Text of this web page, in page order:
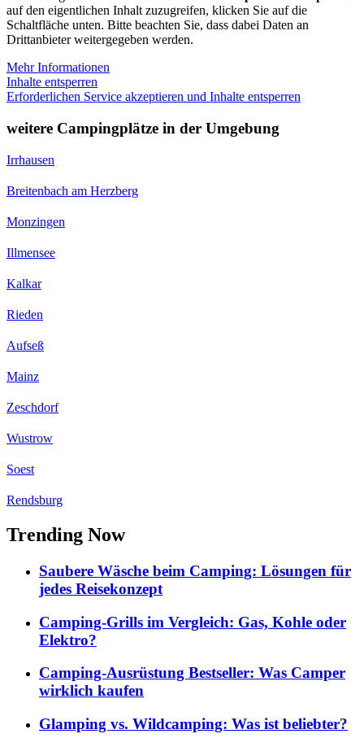
auf den eigentlichen Inhalt zuzugreifen, klicken Sie auf die
Schaltfläche unten. Bitte beachten Sie, dass dabei Daten an
Drittanbieter weitergegeben werden.
Mehr Informationen
Inhalte entsperren
Erforderlichen Service akzeptieren und Inhalte entsperren
weitere Campingplätze in der Umgebung
Irrhausen
Breitenbach am Herzberg
Monzingen
Illmensee
Kalkar
Rieden
Aufseß
Mainz
Zeschdorf
Wustrow
Soest
Rendsburg
Trending Now
Saubere Wäsche beim Camping: Lösungen für
jedes Reisekonzept
Camping-Grills im Vergleich: Gas, Kohle oder
Elektro?
Camping-Ausrüstung Bestseller: Was Camper
wirklich kaufen
Glamping vs. Wildcamping: Was ist beliebter?